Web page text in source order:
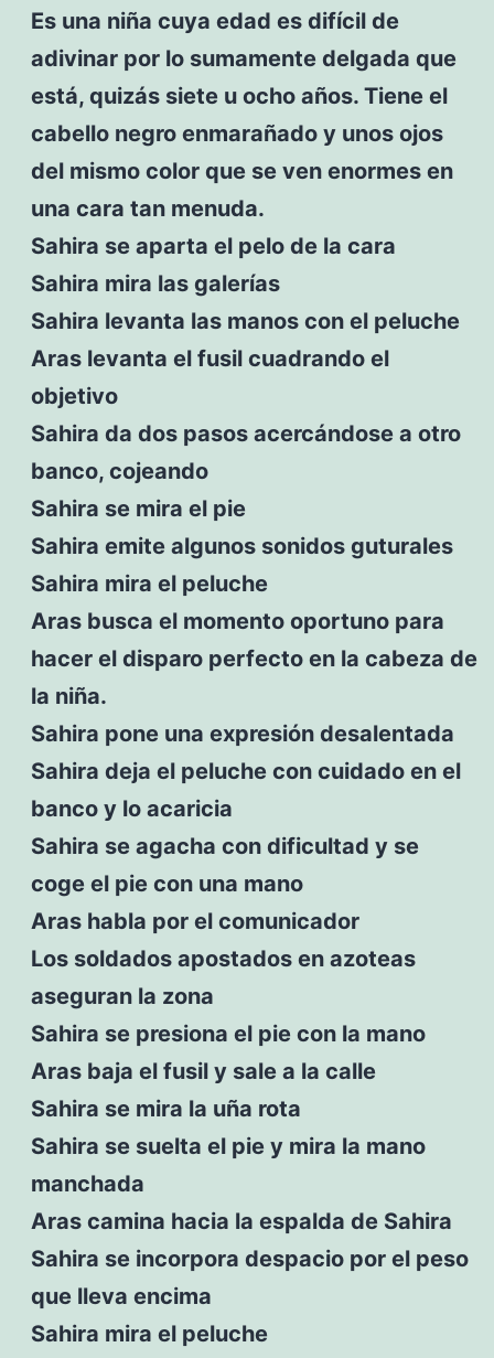
Es una niña cuya edad es difícil de
adivinar por lo sumamente delgada que
está, quizás siete u ocho años. Tiene el
cabello negro enmarañado y unos ojos
del mismo color que se ven enormes en
una cara tan menuda.
Sahira se aparta el pelo de la cara
Sahira mira las galerías
Sahira levanta las manos con el peluche
Aras levanta el fusil cuadrando el
objetivo
Sahira da dos pasos acercándose a otro
banco, cojeando
Sahira se mira el pie
Sahira emite algunos sonidos guturales
Sahira mira el peluche
Aras busca el momento oportuno para
hacer el disparo perfecto en la cabeza de
la niña.
Sahira pone una expresión desalentada
Sahira deja el peluche con cuidado en el
banco y lo acaricia
Sahira se agacha con dificultad y se
coge el pie con una mano
Aras habla por el comunicador
Los soldados apostados en azoteas
aseguran la zona
Sahira se presiona el pie con la mano
Aras baja el fusil y sale a la calle
Sahira se mira la uña rota
Sahira se suelta el pie y mira la mano
manchada
Aras camina hacia la espalda de Sahira
Sahira se incorpora despacio por el peso
que lleva encima
Sahira mira el peluche